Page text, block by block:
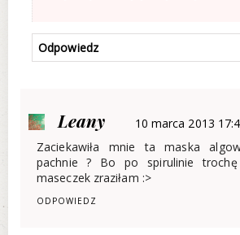
Odpowiedz
Leany
10 marca 2013
Zaciekawiła mnie ta maska
pachnie ? Bo po spirulinie
maseczek zraziłam :>
ODPOWIEDZ